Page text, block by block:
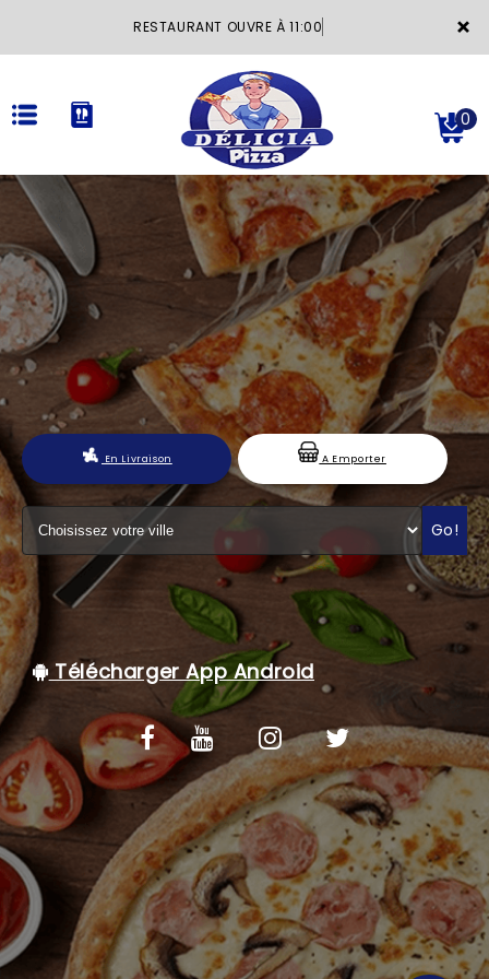
×
RESTAURANT OUVRE À 11:00
ACCUEIL
LA CARTE
VOTRE COMPTE
NOTRE RESTAURANT
VOS AVIS
MENTIONS LÉGALES
C.G.V
0
En Livraison A Emporter
Go!
Télécharger App Android